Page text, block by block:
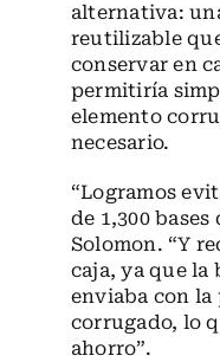
alternativa:
reutilizable
conservar en
permitiría
elemento
necesario.
“Logramos
de 1,300
Solomon. “Y
caja, ya que la
enviaba con la
corrugado, lo
ahorro”.